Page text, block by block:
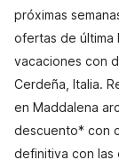
próximas
ofertas de última
vacaciones con
Cerdeña, Italia.
en Maddalena
descuento* con
definitiva con las